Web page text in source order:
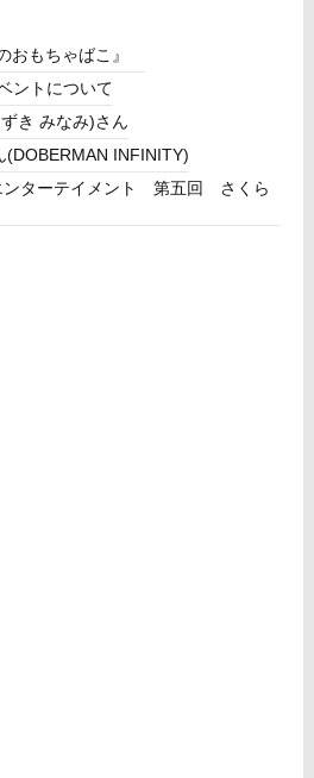
おもちゃばこ』
ントについて
き みなみ)さん
INFINITY)
ンターテイメント 第五回 さくら